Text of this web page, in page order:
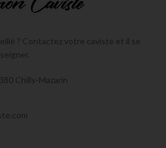
? Contactez votre caviste et il se
Chilly-Mazarin